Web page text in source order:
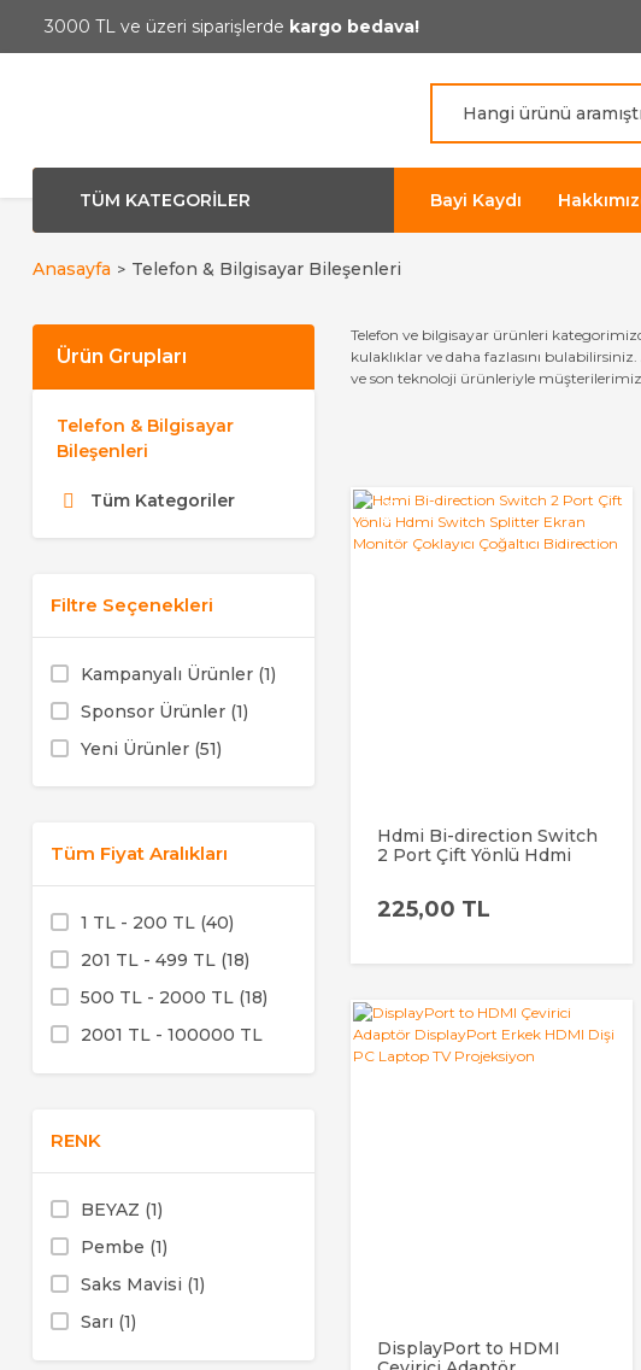
3000 TL ve üzeri siparişlerde kargo bedava!
TÜM KATEGORİLER Bayi Kaydı
Anasayfa Telefon & Bilgisayar Bileşenleri
Ürün Grupları
Telefon & Bilgisayar
Bileşenleri
Tüm Kategoriler
Filtre Seçenekleri
Kampanyalı Ürünler (1)
Sponsor Ürünler (1)
Yeni Ürünler (51)
Tüm Fiyat Aralıkları
1 TL - 200 TL (40)
201 TL - 499 TL (18)
500 TL - 2000 TL (18)
2001 TL - 100000 TL
RENK
BEYAZ (1)
Pembe (1)
Saks Mavisi (1)
Sarı (1)
SİYAH (1)
Telefon ve bilgisayar ürünleri
kulaklıklar ve daha fazlasını
ve son teknoloji ürünleriyle
YENİ
Hdmi Bi-direction Switch
2 Port Çift Yönlü Hdmi
Çoğaltıcı Bidirection
225,00 TL
DisplayPort to HDMI